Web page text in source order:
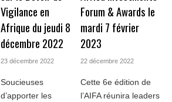
Vigilance en
Afrique du jeudi 8
décembre 2022
23 décembre 2022
Soucieuses
d’apporter les
Forum & Awards le
mardi 7 février
2023
22 décembre 2022
Cette 6e édition de
l’AIFA réunira leaders